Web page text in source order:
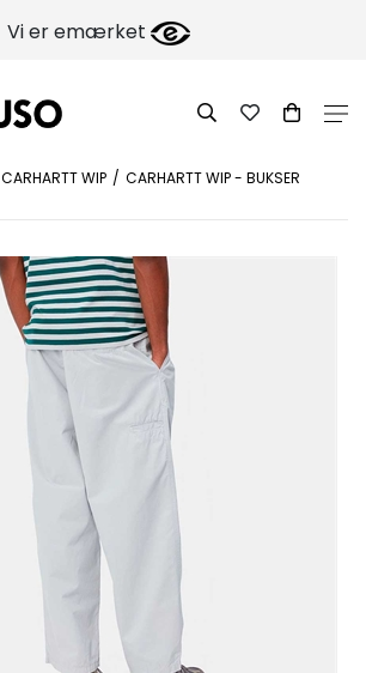
Vi er emærket
CARHARTT WIP CARHARTT WIP - BUKSER